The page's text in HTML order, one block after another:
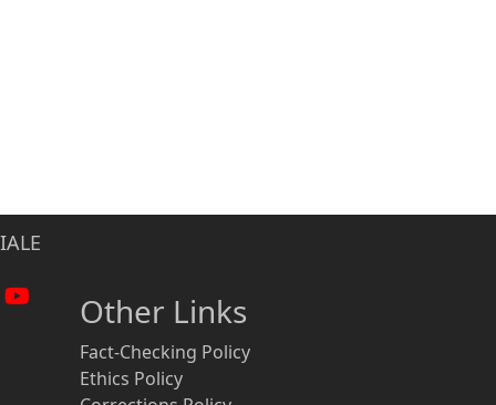
Other Links
Fact-Checking Policy
Ethics Policy